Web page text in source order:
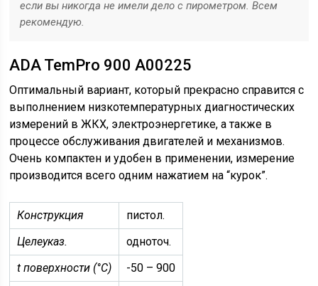
если вы никогда не имели дело с пирометром. Всем
рекомендую.
ADA TemPro 900 A00225
Оптимальный вариант, который прекрасно справится с
выполнением низкотемпературных диагностических
измерений в ЖКХ, электроэнергетике, а также в
процессе обслуживания двигателей и механизмов.
Очень компактен и удобен в применении, измерение
производится всего одним нажатием на “курок”.
Конструкция
пистол.
Целеуказ.
одноточ.
t поверхности (°C)
-50 – 900